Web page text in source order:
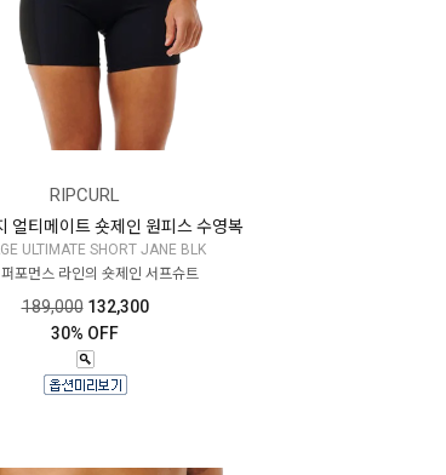
RIPCURL
얼티메이트 숏제인 원피스 수영복
ULTIMATE SHORT JANE BLK
포먼스 라인의 숏제인 서프슈트
189,000 132,300
30% OFF